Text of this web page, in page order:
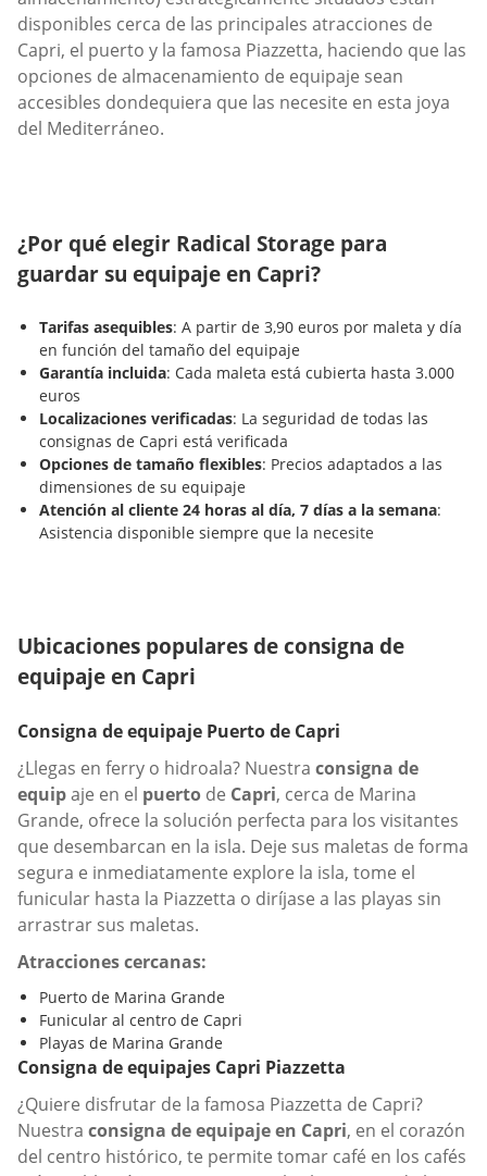
disponibles cerca de las principales atracciones de
Capri, el puerto y la famosa Piazzetta, haciendo que las
opciones de almacenamiento de equipaje sean
accesibles dondequiera que las necesite en esta joya
del Mediterráneo.
¿Por qué elegir Radical Storage para
guardar su equipaje en Capri?
Tarifas asequibles: A partir de 3,90 euros por maleta y día
en función del tamaño del equipaje
Garantía incluida: Cada maleta está cubierta hasta 3.000
euros
Localizaciones verificadas: La seguridad de todas las
consignas de Capri está verificada
Opciones de tamaño flexibles: Precios adaptados a las
dimensiones de su equipaje
Atención al cliente 24 horas al día, 7 días a la semana:
Asistencia disponible siempre que la necesite
Ubicaciones populares de consigna de
equipaje en Capri
Consigna de equipaje Puerto de Capri
¿Llegas en ferry o hidroala? Nuestra consigna de
equipaje en el puerto de Capri, cerca de Marina
Grande, ofrece la solución perfecta para los visitantes
que desembarcan en la isla. Deje sus maletas de forma
segura e inmediatamente explore la isla, tome el
funicular hasta la Piazzetta o diríjase a las playas sin
arrastrar sus maletas.
Atracciones cercanas:
Puerto de Marina Grande
Funicular al centro de Capri
Playas de Marina Grande
Consigna de equipajes Capri Piazzetta
¿Quiere disfrutar de la famosa Piazzetta de Capri?
Nuestra consigna de equipaje en Capri, en el corazón
del centro histórico, te permite tomar café en los cafés